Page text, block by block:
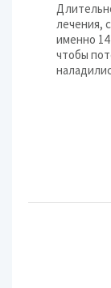
лечения,
именно
чтобы